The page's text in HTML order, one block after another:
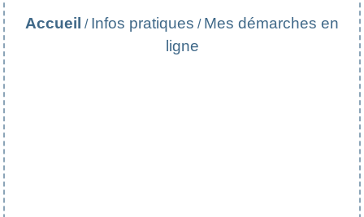
Accueil / Infos pratiques / Mes démarches en
ligne